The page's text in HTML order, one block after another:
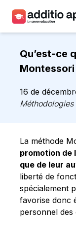
Ressources
Prix
Accéder
Qu’est-ce
16 de
Méthodologies
La méthode
promotion de
que de leur
liberté de
spécialement
favorise donc
personnel des